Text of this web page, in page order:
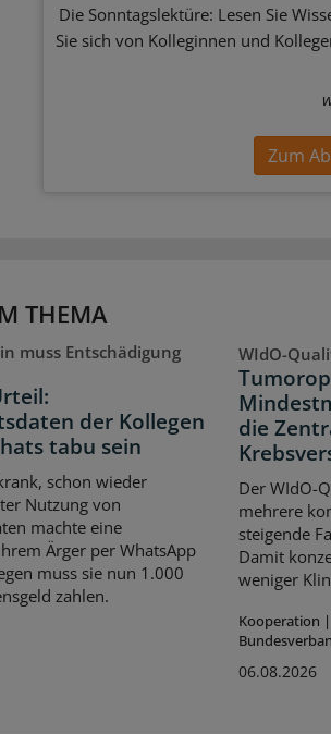
Die Sonntagslektüre: Lesen Sie
Sie sich von Kolleginnen und
Zum
THEMA
muss Entschädigung
der Kollegen
tabu sein
schon wieder
Nutzung von
machte eine
Ärger per WhatsApp
muss sie nun 1.000
zahlen.
WIdO-
die
Der WIdO-
mehrere
steigende
Damit
weniger
Kooperation |
06.08.2026